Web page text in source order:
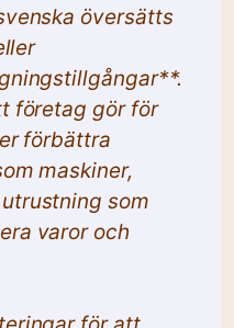
översätts
företag gör för
förbättra
maskiner,
som
varor och